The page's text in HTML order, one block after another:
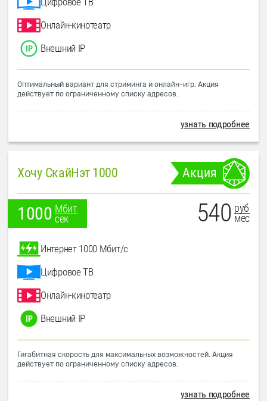
Онлайн-кинотеатр
Внешний IP
Оптимальный вариант для стриминга и онлайн-игр. Акция
действует по ограниченному списку адресов.
узнать подробнее
Хочу СкайНэт 1000 Акция
1000 Мбит
сек
540 руб
мес
Интернет 1000 Мбит/с
Цифровое ТВ
Онлайн-кинотеатр
Внешний IP
Гигабитная скорость для максимальных возможностей. Акция
действует по ограниченному списку адресов.
узнать подробнее